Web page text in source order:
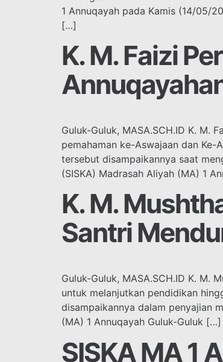
1 Annuqayah pada Kamis (14/05/
[…]
K. M. Faizi
Guluk-Guluk, MASA.SCH.ID K. M.
pemahaman ke-Aswajaan dan
tersebut disampaikannya saat
(SISKA) Madrasah Aliyah (MA) 1
K. M.
Santri
Guluk-Guluk, MASA.SCH.ID K. M.
untuk melanjutkan pendidikan
disampaikannya dalam penyajian
(MA) 1 Annuqayah Guluk-Guluk […]
SISKA MA 1